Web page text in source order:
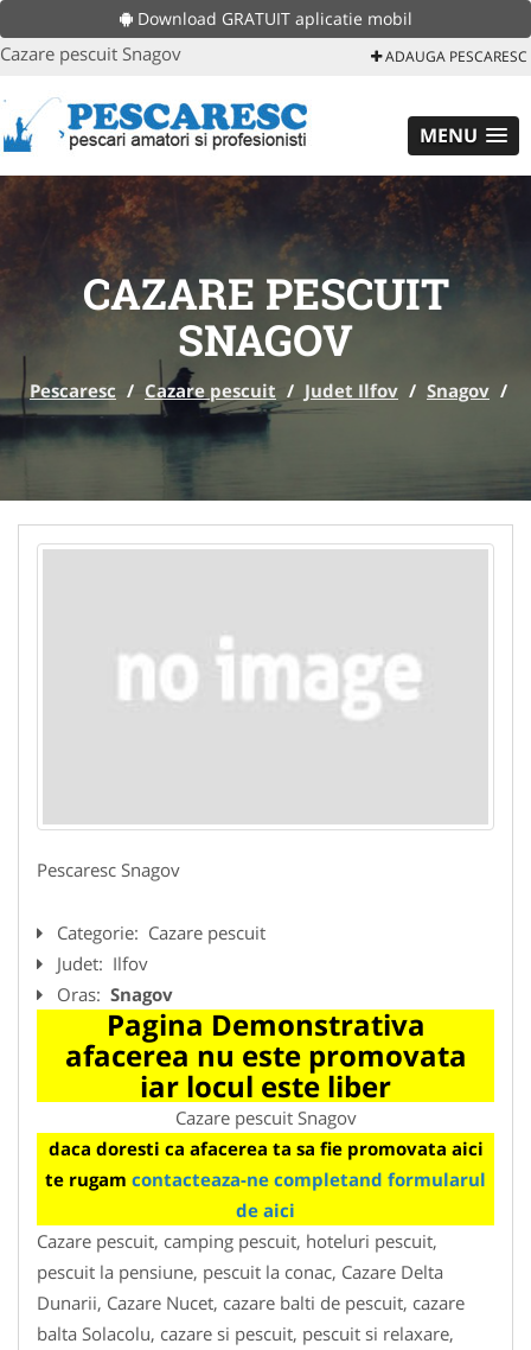
Download GRATUIT aplicatie mobil
Cazare pescuit Snagov ADAUGA PESCARESC
MENU
CAZARE PESCUIT
SNAGOV
Pescaresc / Cazare pescuit / Judet Ilfov / Snagov /
Pescaresc Snagov
Categorie: Cazare pescuit
Judet: Ilfov
Oras: Snagov
Pagina Demonstrativa
afacerea nu este promovata
iar locul este liber
Cazare pescuit Snagov
daca doresti ca afacerea ta sa fie promovata aici
te rugam contacteaza-ne completand formularul
de aici
Cazare pescuit, camping pescuit, hoteluri pescuit,
pescuit la pensiune, pescuit la conac, Cazare Delta
Dunarii, Cazare Nucet, cazare balti de pescuit, cazare
balta Solacolu, cazare si pescuit, pescuit si relaxare,